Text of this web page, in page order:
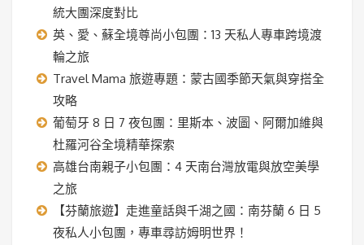
統大團深度對比
英、愛、蘇全境尊尚小包團：13 天私人專車跨境渡
輪之旅
Travel Mama 旅遊專題：蒙古國季節天氣與穿搭全
攻略
葡萄牙 8 日 7 夜包團：里斯本、波圖、阿爾加維與
杜羅河谷全境精華探索
高雄台南親子小包團：4 天南台灣放電與放空美學
之旅
【芬蘭旅遊】走進童話與千湖之國：南芬蘭 6 日 5
夜私人小包團，專車尋訪姆明世界！